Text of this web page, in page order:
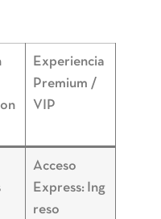
Experiencia
Premium /
VIP
Acceso
Express: Ing
reso